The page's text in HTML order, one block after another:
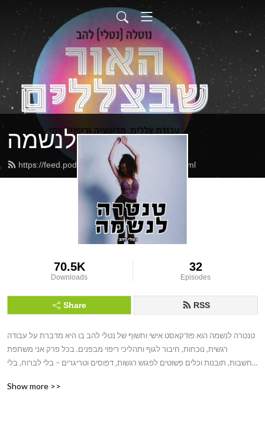
טנטרה לנשמה
https://feed.podbean.com/nutellalahav/feed.xml
70.5K
Downloads
32
Episodes
Share RSS
טנטרה לנשמה הוא פודקאסט אישי וחשוף של נטלי להב בו היא מדברת על עבודה
רגשית, נוכחות, חיבור לגוף ותהליכי ריפוי מבפנים. בכל פרק אני משתפת
מחשבות, תובנות וכלים פשוטים לפגוש רגשות, דפוסים וטריגרים – בלי לברוח, בלי
Show more >>